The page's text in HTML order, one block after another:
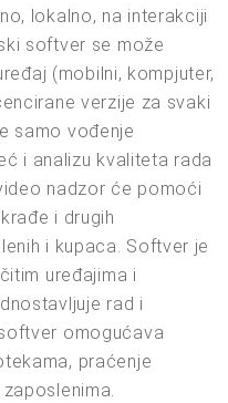
lokalno, na interakciji
softver se može
(mobilni, kompjuter,
verzije za svaki
samo vođenje
i analizu kvaliteta rada
nadzor će pomoći
i drugih
i kupaca. Softver je
uređajima i
rad i
omogućava
praćenje